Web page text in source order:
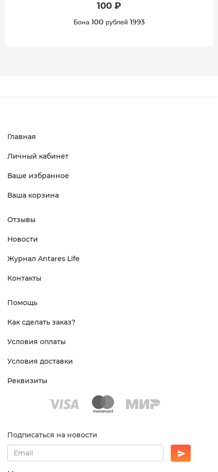
100 ₽
Бона 100 рублей 1993
Главная
Личный кабинет
Ваше избранное
Ваша корзина
Отзывы
Новости
Журнал Antares Life
Контакты
Помощь
Как сделать заказ?
Условия оплаты
Условия доставки
Реквизиты
Подписаться на новости